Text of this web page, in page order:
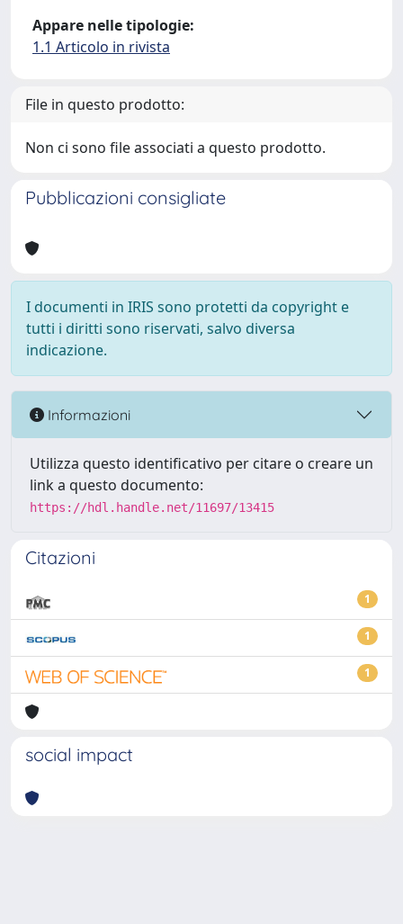
Appare nelle tipologie:
1.1 Articolo in rivista
File in questo prodotto:
Non ci sono file associati a questo prodotto.
Pubblicazioni consigliate
I documenti in IRIS sono protetti da copyright e
tutti i diritti sono riservati, salvo diversa
indicazione.
Informazioni
Utilizza questo identificativo per citare o creare un
link a questo documento:
https://hdl.handle.net/11697/13415
Citazioni
1
1
1
social impact